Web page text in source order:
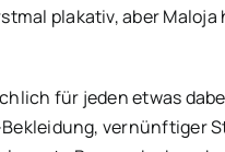
plakativ, aber
für jeden etwas
vernünftiger